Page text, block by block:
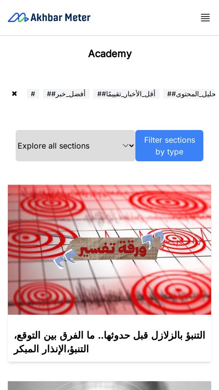
Academy
# ##أفضل_خبر ##أقل_الأخبار_تقييمًا ##تحليل_المحتوى
Filter sections
by type
التنبؤ بالزلازل قبل حدوثها.. ما الفرق بين التوقع،
التنبؤ،الإنذار المبكر